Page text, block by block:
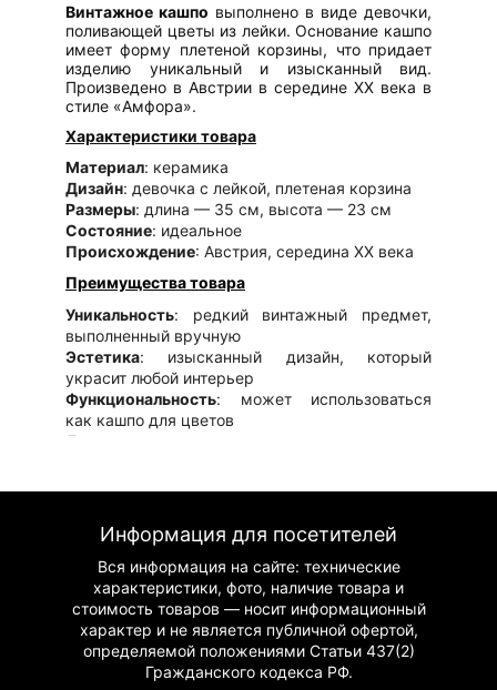
Винтажное кашпо выполнено в виде девочки,
поливающей цветы из лейки. Основание кашпо
имеет форму плетеной корзины, что придает
изделию уникальный и изысканный вид.
Произведено в Австрии в середине XX века в
стиле «Амфора».
Характеристики товара
Материал: керамика
Дизайн: девочка с лейкой, плетеная корзина
Размеры: длина — 35 см, высота — 23 см
Состояние: идеальное
Происхождение: Австрия, середина XX века
Преимущества товара
Уникальность: редкий винтажный предмет,
выполненный вручную
Эстетика: изысканный дизайн, который
украсит любой интерьер
Функциональность: может использоваться
как кашпо для цветов
Долговечность
украшения гостиной, спальни или террасы
Садовый декор
: украсит сад или веранду
Коллекционирование: ценный предмет для
коллекционеров винтажного искусства
Почему стоит приобрести
Это кашпо — не просто декоративный элемент,
а настоящее произведение искусства. Его
Информация для посетителей
Вся информация на сайте: технические
характеристики, фото, наличие товара и
стоимость товаров — носит информационный
характер и не является публичной офертой,
определяемой положениями Статьи 437(2)
Гражданскогокодекса РФ.